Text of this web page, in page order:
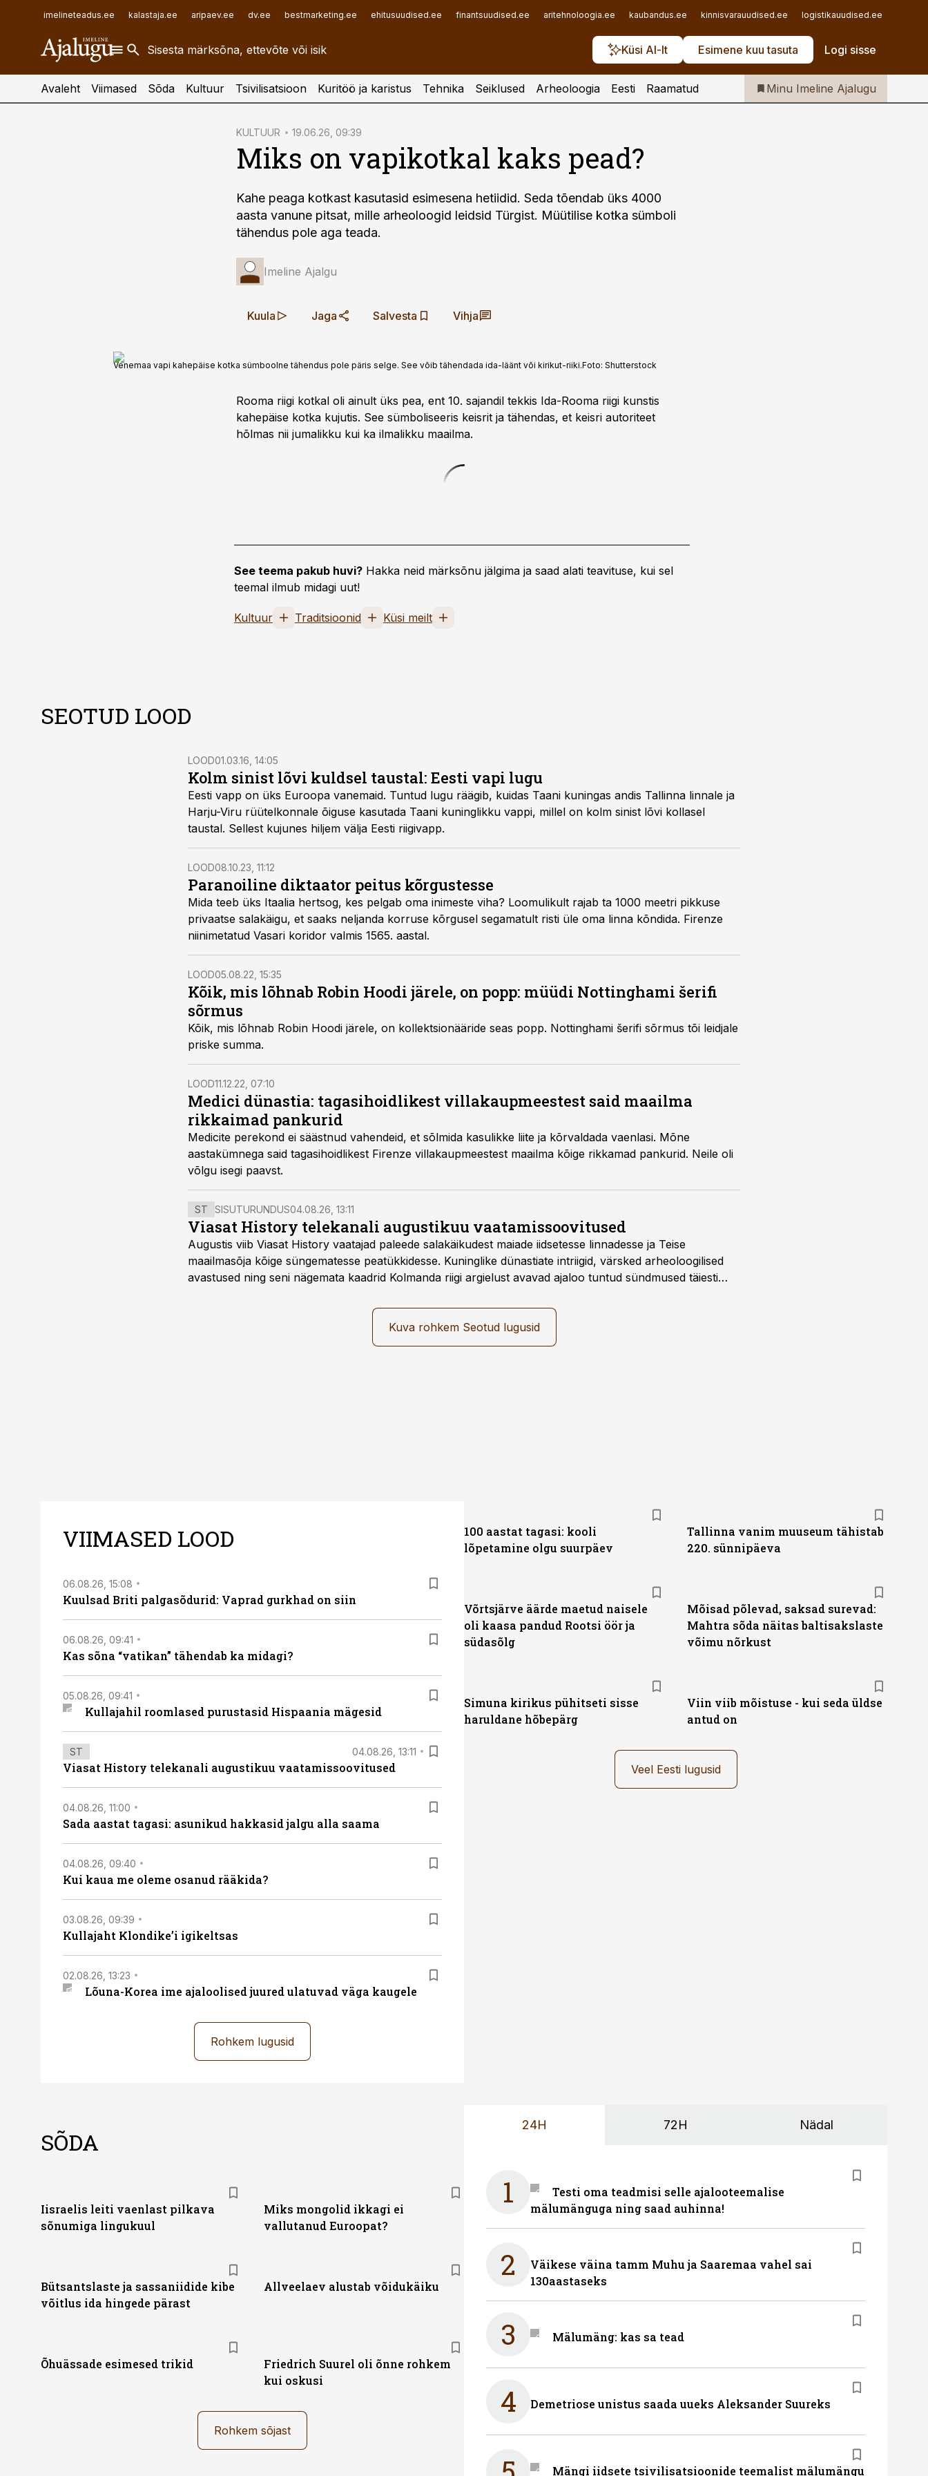
imelineteadus.ee kalastaja.ee aripaev.ee dv.ee bestmarketing.ee ehitusuudised.ee finantsuudised.ee aritehnoloogia.ee kaubandus.ee kinnisvarauudised.ee logistikauudised.ee
Küsi AI-lt Esimene kuu tasuta Logi sisse
finantsuudised.ee
aritehnoloogia.ee
toostusuudised.ee
Iseteenindus
Telli Imeline Ajalugu
Avaleht Viimased Sõda Kultuur Tsivilisatsioon Kuritöö ja karistus Tehnika Seiklused Arheoloogia Eesti Raamatud Minu Imeline Ajalugu
KULTUUR 19.06.26, 09:39
Miks on vapikotkal kaks pead?
Kahe peaga kotkast kasutasid esimesena hetiidid. Seda tõendab üks 4000
aasta vanune pitsat, mille arheoloogid leidsid Türgist. Müütilise kotka sümboli
tähendus pole aga teada.
Imeline Ajalgu
Kuula Jaga Salvesta Vihja
Venemaa vapi kahepäise kotka sümboolne tähendus pole päris selge. See võib tähendada ida-läänt või kirikut-riiki.Foto: Shutterstock
Rooma riigi kotkal oli ainult üks pea, ent 10. sajandil tekkis Ida-Rooma riigi kunstis
kahepäise kotka kujutis. See sümboliseeris keisrit ja tähendas, et keisri autoriteet
hõlmas nii jumalikku kui ka ilmalikku maailma.
See teema pakub huvi? Hakka neid märksõnu jälgima ja saad alati teavituse, kui sel
teemal ilmub midagi uut!
Kultuur Traditsioonid Küsi meilt
SEOTUD LOOD
LOOD01.03.16, 14:05
Kolm sinist lõvi kuldsel taustal: Eesti vapi lugu
Eesti vapp on üks Euroopa vanemaid. Tuntud lugu räägib, kuidas Taani kuningas andis Tallinna linnale ja
Harju-Viru rüütelkonnale õiguse kasutada Taani kuninglikku vappi, millel on kolm sinist lõvi kollasel
taustal. Sellest kujunes hiljem välja Eesti riigivapp.
LOOD08.10.23, 11:12
Paranoiline diktaator peitus kõrgustesse
Mida teeb üks Itaalia hertsog, kes pelgab oma inimeste viha? Loomulikult rajab ta 1000 meetri pikkuse
privaatse salakäigu, et saaks neljanda korruse kõrgusel segamatult risti üle oma linna kõndida. Firenze
niinimetatud Vasari koridor valmis 1565. aastal.
LOOD05.08.22, 15:35
Kõik, mis lõhnab Robin Hoodi järele, on popp: müüdi Nottinghami šerifi
sõrmus
Kõik, mis lõhnab Robin Hoodi järele, on kollektsionääride seas popp. Nottinghami šerifi sõrmus tõi leidjale
priske summa.
LOOD11.12.22, 07:10
Medici dünastia: tagasihoidlikest villakaupmeestest said maailma
rikkaimad pankurid
Medicite perekond ei säästnud vahendeid, et sõlmida kasulikke liite ja kõrvaldada vaenlasi. Mõne
aastakümnega said tagasihoidlikest Firenze villakaupmeestest maailma kõige rikkamad pankurid. Neile oli
võlgu isegi paavst.
ST SISUTURUNDUS04.08.26, 13:11
Viasat History telekanali augustikuu vaatamissoovitused
Augustis viib Viasat History vaatajad paleede salakäikudest maiade iidsetesse linnadesse ja Teise
maailmasõja kõige süngematesse peatükkidesse. Kuninglike dünastiate intriigid, värsked arheoloogilised
avastused ning seni nägemata kaadrid Kolmanda riigi argielust avavad ajaloo tuntud sündmused täiesti
Kuva rohkem Seotud lugusid
VIIMASED LOOD
06.08.26, 15:08
Kuulsad Briti palgasõdurid: Vaprad gurkhad on siin
06.08.26, 09:41
Kas sõna “vatikan” tähendab ka midagi?
05.08.26, 09:41
Kullajahil roomlased purustasid Hispaania mägesid
ST 04.08.26, 13:11
Viasat History telekanali augustikuu vaatamissoovitused
04.08.26, 11:00
Sada aastat tagasi: asunikud hakkasid jalgu alla saama
04.08.26, 09:40
Kui kaua me oleme osanud rääkida?
03.08.26, 09:39
Kullajaht Klondike’i igikeltsas
02.08.26, 13:23
Lõuna-Korea ime ajaloolised juured ulatuvad väga kaugele
Rohkem lugusid
100 aastat tagasi: kooli
lõpetamine olgu suurpäev
Tallinna vanim muuseum tähistab
220. sünnipäeva
Võrtsjärve äärde maetud naisele
oli kaasa pandud Rootsi öör ja
südasõlg
Mõisad põlevad, saksad surevad:
Mahtra sõda näitas baltisakslaste
võimu nõrkust
Simuna kirikus pühitseti sisse
haruldane hõbepärg
Viin viib mõistuse - kui seda üldse
antud on
Veel Eesti lugusid
SÕDA
Iisraelis leiti vaenlast pilkava
sõnumiga lingukuul
Miks mongolid ikkagi ei
vallutanud Euroopat?
Bütsantslaste ja sassaniidide kibe
võitlus ida hingede pärast
Allveelaev alustab võidukäiku
Õhuässade esimesed trikid
Friedrich Suurel oli õnne rohkem
kui oskusi
Rohkem sõjast
24H 72H Nädal
1
Testi oma teadmisi selle ajalooteemalise
mälumänguga ning saad auhinna!
2
Väikese väina tamm Muhu ja Saaremaa vahel sai
130aastaseks
3 Mälumäng: kas sa tead
4 Demetriose unistus saada uueks Aleksander Suureks
Mängi iidsete tsivilisatsioonide teemalist mälumängu